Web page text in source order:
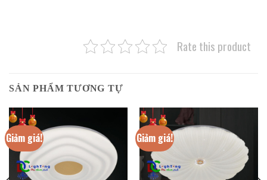
Rate this product
SẢN PHẨM TƯƠNG TỰ
Giảm giá! Giảm giá!